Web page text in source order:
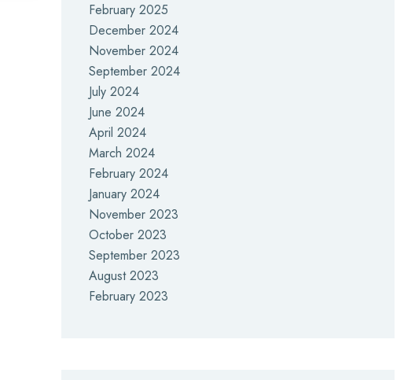
February 2025
December 2024
November 2024
September 2024
July 2024
June 2024
April 2024
March 2024
February 2024
January 2024
November 2023
October 2023
September 2023
August 2023
February 2023